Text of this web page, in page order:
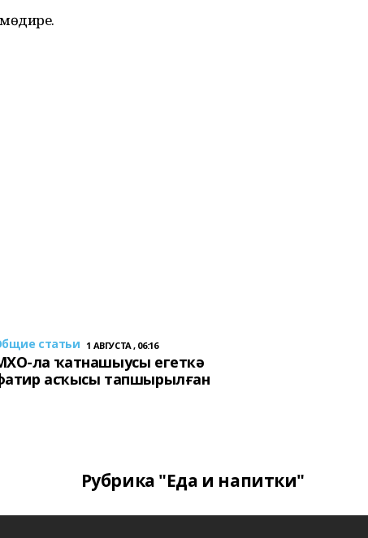
статьи 1 АВГУСТА , 06:16
ла ҡатнашыусы егеткә
асҡысы тапшырылған
Рубрика "Еда и напитки"